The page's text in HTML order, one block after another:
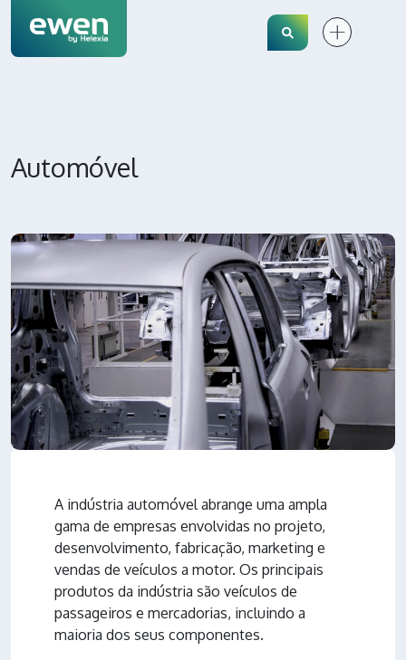
Search
Automóvel
A indústria automóvel abrange uma ampla
gama de empresas envolvidas no projeto,
desenvolvimento, fabricação, marketing e
vendas de veículos a motor. Os principais
produtos da indústria são veículos de
passageiros e mercadorias, incluindo a
maioria dos seus componentes.